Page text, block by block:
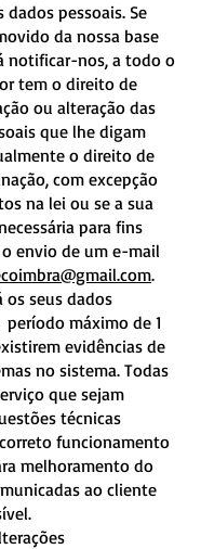
pessoais. Se
da nossa base
notificar-nos, a todo o
tem o direito de
ou alteração das
que lhe digam
o direito de
com excepção
na lei ou se a sua
para fins
envio de um e-mail
.
os seus dados
máximo de 1
evidências de
no sistema. Todas
que sejam
técnicas
funcionamento
melhoramento do
ao cliente